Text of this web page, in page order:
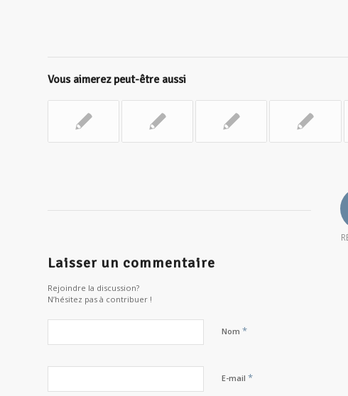
Vous aimerez peut-être aussi
Laisser un commentaire
Rejoindre la discussion?
N’hésitez pas à contribuer !
Nom *
E-mail *